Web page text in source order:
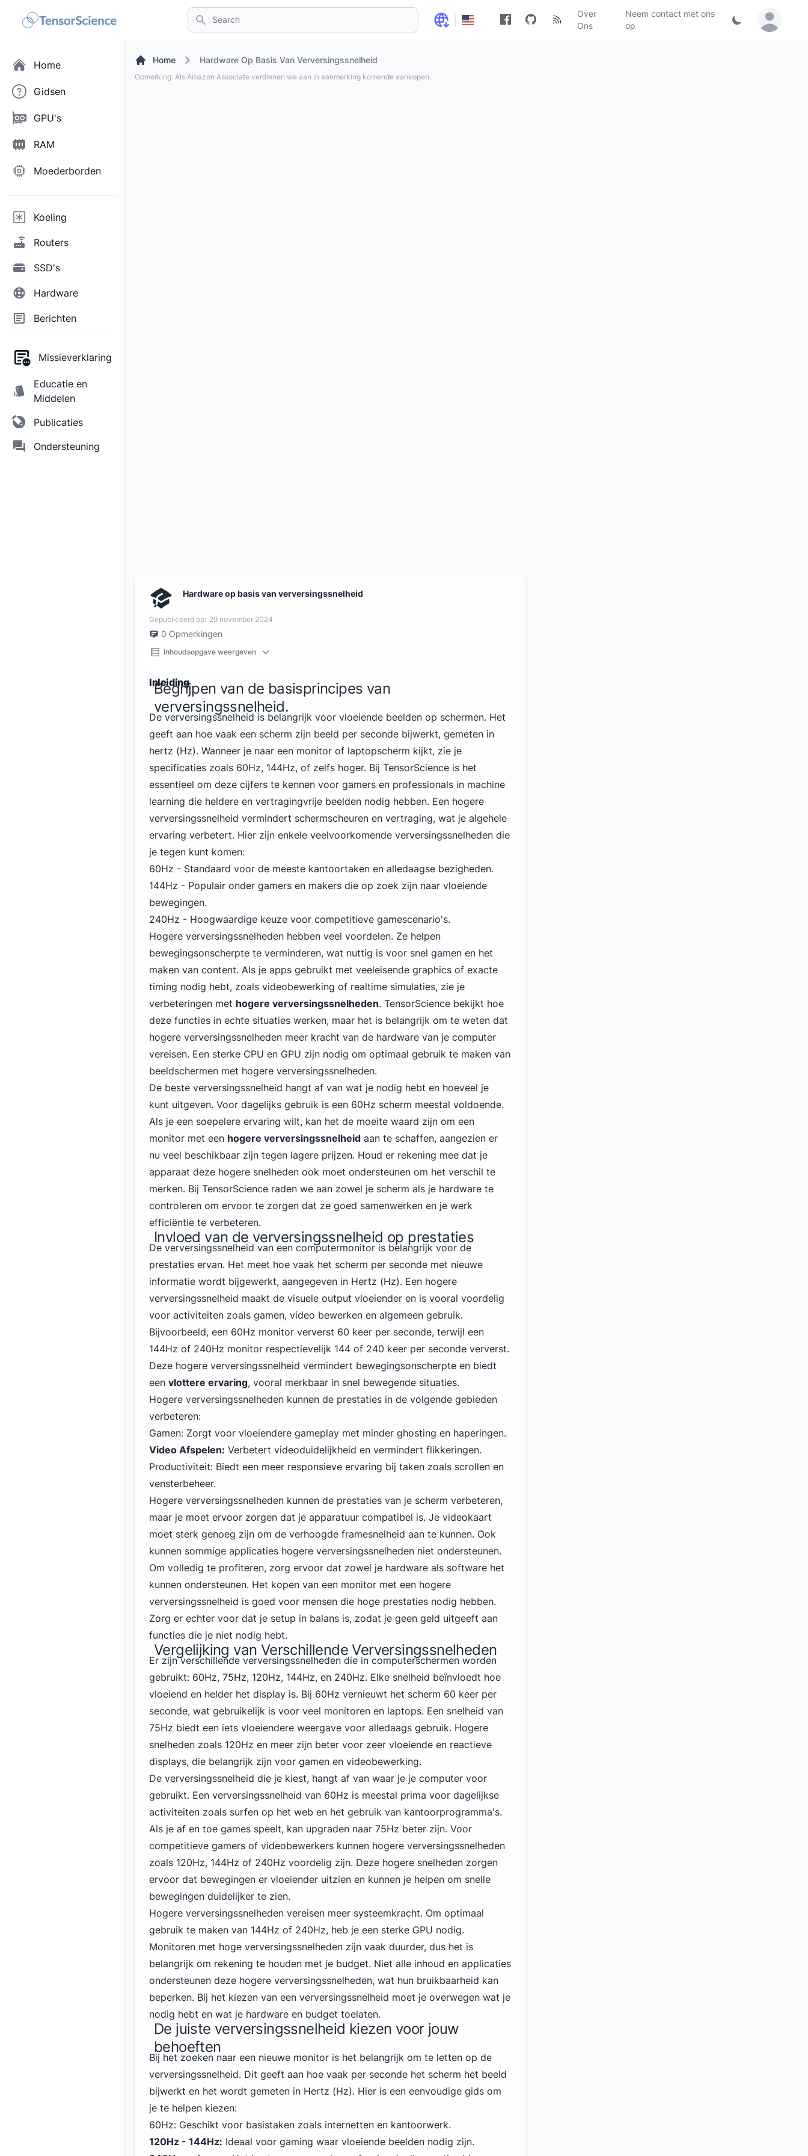
Search
Over
Ons
Neem contact met ons
op
Sign in /
Home
Gidsen
GPU's
RAM
Moederborden
Koeling
Routers
SSD's
Hardware
Berichten
Missieverklaring
Educatie en
Middelen
Publicaties
Ondersteuning
Home Hardware Op Basis Van Verversingssnelheid
Opmerking: Als Amazon Associate verdienen we aan in aanmerking komende aankopen.
Hardware op basis van verversingssnelheid
Gepubliceerd op: 29 november 2024
0 Opmerkingen
Inhoudsopgave weergeven
Inleiding
Begrijpen van de basisprincipes van
verversingssnelheid.
De verversingssnelheid is belangrijk voor vloeiende beelden op schermen. Het
geeft aan hoe vaak een scherm zijn beeld per seconde bijwerkt, gemeten in
hertz (Hz). Wanneer je naar een monitor of laptopscherm kijkt, zie je
specificaties zoals 60Hz, 144Hz, of zelfs hoger. Bij TensorScience is het
essentieel om deze cijfers te kennen voor gamers en professionals in machine
learning die heldere en vertragingvrije beelden nodig hebben. Een hogere
verversingssnelheid vermindert schermscheuren en vertraging, wat je algehele
ervaring verbetert. Hier zijn enkele veelvoorkomende verversingssnelheden die
je tegen kunt komen:
60Hz - Standaard voor de meeste kantoortaken en alledaagse bezigheden.
144Hz - Populair onder gamers en makers die op zoek zijn naar vloeiende
bewegingen.
240Hz - Hoogwaardige keuze voor competitieve gamescenario's.
Hogere verversingssnelheden hebben veel voordelen. Ze helpen
bewegingsonscherpte te verminderen, wat nuttig is voor snel gamen en het
maken van content. Als je apps gebruikt met veeleisende graphics of exacte
timing nodig hebt, zoals videobewerking of realtime simulaties, zie je
verbeteringen met hogere verversingssnelheden. TensorScience bekijkt hoe
deze functies in echte situaties werken, maar het is belangrijk om te weten dat
hogere verversingssnelheden meer kracht van de hardware van je computer
vereisen. Een sterke CPU en GPU zijn nodig om optimaal gebruik te maken van
beeldschermen met hogere verversingssnelheden.
De beste verversingssnelheid hangt af van wat je nodig hebt en hoeveel je
kunt uitgeven. Voor dagelijks gebruik is een 60Hz scherm meestal voldoende.
Als je een soepelere ervaring wilt, kan het de moeite waard zijn om een
monitor met een hogere verversingssnelheid aan te schaffen, aangezien er
nu veel beschikbaar zijn tegen lagere prijzen. Houd er rekening mee dat je
apparaat deze hogere snelheden ook moet ondersteunen om het verschil te
merken. Bij TensorScience raden we aan zowel je scherm als je hardware te
controleren om ervoor te zorgen dat ze goed samenwerken en je werk
efficiëntie te verbeteren.
Invloed van de verversingssnelheid op prestaties
De verversingssnelheid van een computermonitor is belangrijk voor de
prestaties ervan. Het meet hoe vaak het scherm per seconde met nieuwe
informatie wordt bijgewerkt, aangegeven in Hertz (Hz). Een hogere
verversingssnelheid maakt de visuele output vloeiender en is vooral voordelig
voor activiteiten zoals gamen, video bewerken en algemeen gebruik.
Bijvoorbeeld, een 60Hz monitor ververst 60 keer per seconde, terwijl een
144Hz of 240Hz monitor respectievelijk 144 of 240 keer per seconde ververst.
Deze hogere verversingssnelheid vermindert bewegingsonscherpte en biedt
een vlottere ervaring, vooral merkbaar in snel bewegende situaties.
Hogere verversingssnelheden kunnen de prestaties in de volgende gebieden
verbeteren:
Gamen: Zorgt voor vloeiendere gameplay met minder ghosting en haperingen.
Video Afspelen: Verbetert videoduidelijkheid en vermindert flikkeringen.
Productiviteit: Biedt een meer responsieve ervaring bij taken zoals scrollen en
vensterbeheer.
Hogere verversingssnelheden kunnen de prestaties van je scherm verbeteren,
maar je moet ervoor zorgen dat je apparatuur compatibel is. Je videokaart
moet sterk genoeg zijn om de verhoogde framesnelheid aan te kunnen. Ook
kunnen sommige applicaties hogere verversingssnelheden niet ondersteunen.
Om volledig te profiteren, zorg ervoor dat zowel je hardware als software het
kunnen ondersteunen. Het kopen van een monitor met een hogere
verversingssnelheid is goed voor mensen die hoge prestaties nodig hebben.
Zorg er echter voor dat je setup in balans is, zodat je geen geld uitgeeft aan
functies die je niet nodig hebt.
Vergelijking van Verschillende Verversingssnelheden
Er zijn verschillende verversingssnelheden die in computerschermen worden
gebruikt: 60Hz, 75Hz, 120Hz, 144Hz, en 240Hz. Elke snelheid beïnvloedt hoe
vloeiend en helder het display is. Bij 60Hz vernieuwt het scherm 60 keer per
seconde, wat gebruikelijk is voor veel monitoren en laptops. Een snelheid van
75Hz biedt een iets vloeiendere weergave voor alledaags gebruik. Hogere
snelheden zoals 120Hz en meer zijn beter voor zeer vloeiende en reactieve
displays, die belangrijk zijn voor gamen en videobewerking.
De verversingssnelheid die je kiest, hangt af van waar je je computer voor
gebruikt. Een verversingssnelheid van 60Hz is meestal prima voor dagelijkse
activiteiten zoals surfen op het web en het gebruik van kantoorprogramma's.
Als je af en toe games speelt, kan upgraden naar 75Hz beter zijn. Voor
competitieve gamers of videobewerkers kunnen hogere verversingssnelheden
zoals 120Hz, 144Hz of 240Hz voordelig zijn. Deze hogere snelheden zorgen
ervoor dat bewegingen er vloeiender uitzien en kunnen je helpen om snelle
bewegingen duidelijker te zien.
Hogere verversingssnelheden vereisen meer systeemkracht. Om optimaal
gebruik te maken van 144Hz of 240Hz, heb je een sterke GPU nodig.
Monitoren met hoge verversingssnelheden zijn vaak duurder, dus het is
belangrijk om rekening te houden met je budget. Niet alle inhoud en applicaties
ondersteunen deze hogere verversingssnelheden, wat hun bruikbaarheid kan
beperken. Bij het kiezen van een verversingssnelheid moet je overwegen wat je
nodig hebt en wat je hardware en budget toelaten.
De juiste verversingssnelheid kiezen voor jouw
behoeften
Bij het zoeken naar een nieuwe monitor is het belangrijk om te letten op de
verversingssnelheid. Dit geeft aan hoe vaak per seconde het scherm het beeld
bijwerkt en het wordt gemeten in Hertz (Hz). Hier is een eenvoudige gids om
je te helpen kiezen:
60Hz: Geschikt voor basistaken zoals internetten en kantoorwerk.
120Hz - 144Hz: Ideaal voor gaming waar vloeiende beelden nodig zijn.